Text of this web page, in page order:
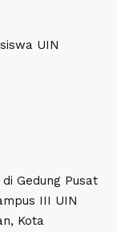
UIN
Gedung Pusat
III UIN
Kota